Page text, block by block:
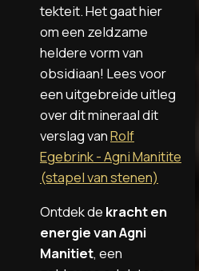
tekteit. Het gaat hier
om een zeldzame
heldere vorm van
obsidiaan! Lees voor
een uitgebreide uitleg
over dit mineraal dit
verslag vanRolf
Egebrink - Agni Manitite
(stapel van stenen)
Ontdek de kracht en
energie van Agni
Manitiet, een